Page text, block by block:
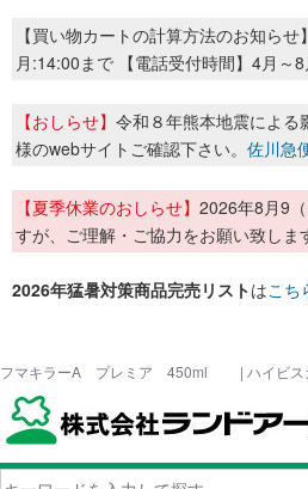
【買い物カートの計算方法のお知ら
月:14:00まで 【電話受付時間】4月～
【おしらせ】 令和８年熊本地震による
様のwebサイトご確認下さい。 佐川急
【夏季休業のおしらせ】 2026年8月9
すが、ご理解・ご協力をお願い致しま
2026年猛暑対策商品完売リストはこち
フマキラーA プレミア 450ml | ハイビスカ